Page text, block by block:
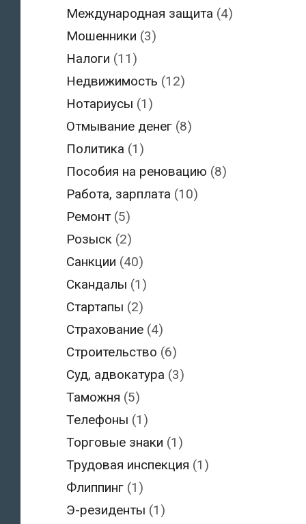
Международная защита (4)
Мошенники (3)
Налоги (11)
Недвижимость (12)
Нотариусы (1)
Отмывание денег (8)
Политика (1)
Пособия на реновацию (8)
Работа, зарплата (10)
Ремонт (5)
Розыск (2)
Санкции (40)
Скандалы (1)
Стартапы (2)
Страхование (4)
Строительство (6)
Суд, адвокатура (3)
Таможня (5)
Телефоны (1)
Торговые знаки (1)
Трудовая инспекция (1)
Флиппинг (1)
Э-резиденты (1)